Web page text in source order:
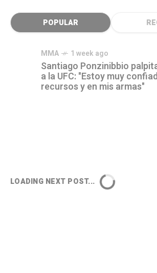
POPULAR
MMA 1 week ago
Santiago Ponzinibbio
a la UFC: "Estoy muy
recursos y en mis armas"
LOADING NEXT POST...